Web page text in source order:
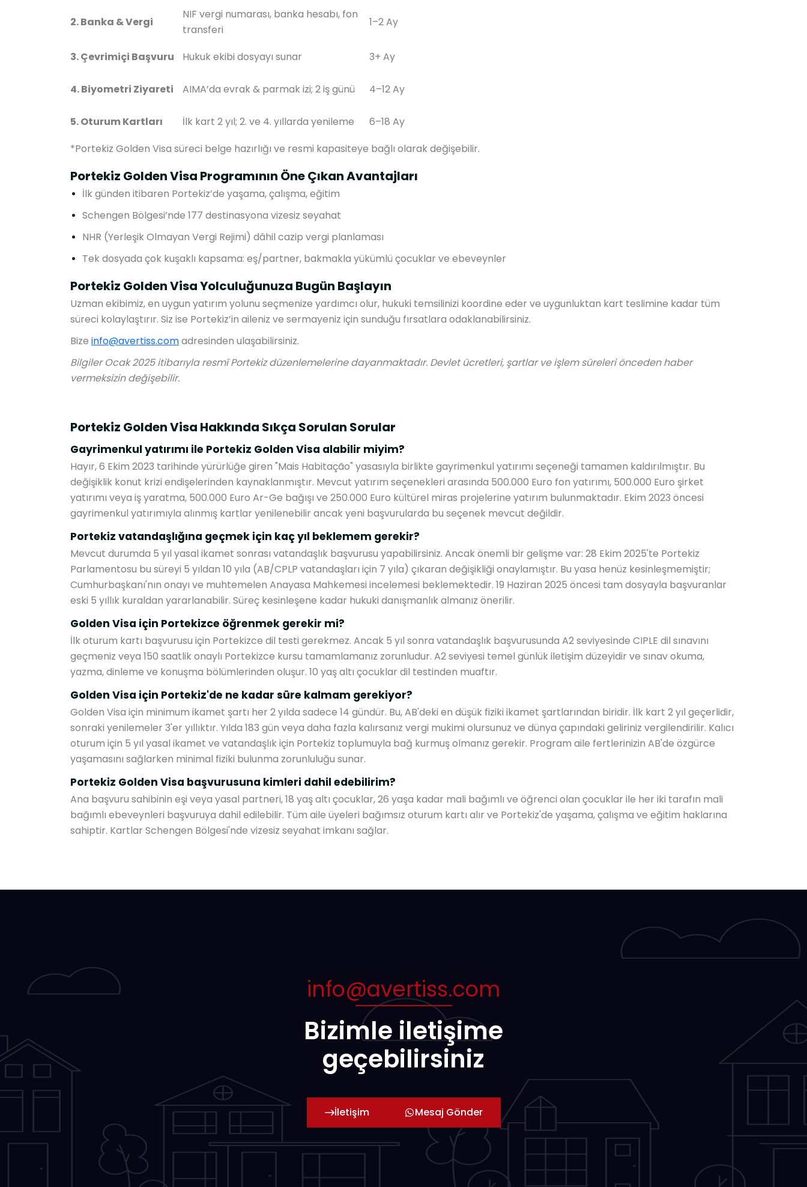
2. Banka & Vergi
NIF vergi numarası, banka hesabı, fon
transferi
1–2 Ay
3. Çevrimiçi Başvuru Hukuk ekibi dosyayı sunar 3+ Ay
4. Biyometri Ziyareti AIMA’da evrak & parmak izi; 2 iş günü 4–12 Ay
5. Oturum Kartları İlk kart 2 yıl; 2. ve 4. yıllarda yenileme
6–18 Ay
*Portekiz Golden Visa süreci belge hazırlığı ve resmi kapasiteye bağlı olarak değişebilir.
Portekiz Golden Visa Programının Öne Çıkan Avantajları
İlk günden itibaren Portekiz’de yaşama, çalışma, eğitim
Schengen Bölgesi’nde 177 destinasyona vizesiz seyahat
NHR (Yerleşik Olmayan Vergi Rejimi) dâhil cazip vergi planlaması
Tek dosyada çok kuşaklı kapsama: eş/partner, bakmakla yükümlü çocuklar ve ebeveynler
Portekiz Golden Visa Yolculuğunuza Bugün Başlayın
Uzman ekibimiz, en uygun yatırım yolunu seçmenize yardımcı olur, hukuki temsilinizi koordine eder ve uygunluktan kart teslimine kadar tüm
süreci kolaylaştırır. Siz ise Portekiz’in aileniz ve sermayeniz için sunduğu fırsatlara odaklanabilirsiniz.
Bize info@avertiss.comadresinden ulaşabilirsiniz.
Bilgiler Ocak 2025 itibarıyla resmî Portekiz düzenlemelerine dayanmaktadır. Devlet ücretleri, şartlar ve işlem süreleri önceden haber
vermeksizin değişebilir.
Portekiz Golden Visa Hakkında Sıkça Sorulan Sorular
Gayrimenkul yatırımı ile Portekiz Golden Visa alabilir miyim?
Hayır, 6 Ekim 2023 tarihinde yürürlüğe giren "Mais Habitação" yasasıyla birlikte gayrimenkul yatırımı seçeneği tamamen kaldırılmıştır. Bu
değişiklik konut krizi endişelerinden kaynaklanmıştır. Mevcut yatırım seçenekleri arasında 500.000 Euro fon yatırımı, 500.000 Euro şirket
yatırımı veya iş yaratma, 500.000 Euro Ar-Ge bağışı ve 250.000 Euro kültürel miras projelerine yatırım bulunmaktadır. Ekim 2023 öncesi
gayrimenkul yatırımıyla alınmış kartlar yenilenebilir ancak yeni başvurularda bu seçenek mevcut değildir.
Portekiz vatandaşlığına geçmek için kaç yıl beklemem gerekir?
Mevcut durumda 5 yıl yasal ikamet sonrası vatandaşlık başvurusu yapabilirsiniz. Ancak önemli bir gelişme var: 28 Ekim 2025'te Portekiz
Parlamentosu bu süreyi 5 yıldan 10 yıla (AB/CPLP vatandaşları için 7 yıla) çıkaran değişikliği onaylamıştır. Bu yasa henüz kesinleşmemiştir;
Cumhurbaşkanı'nın onayı ve muhtemelen Anayasa Mahkemesi incelemesi beklemektedir. 19 Haziran 2025 öncesi tam dosyayla başvuranlar
eski 5 yıllık kuraldan yararlanabilir. Süreç kesinleşene kadar hukuki danışmanlık almanız önerilir.
Golden Visa için Portekizce öğrenmek gerekir mi?
İlk oturum kartı başvurusu için Portekizce dil testi gerekmez. Ancak 5 yıl sonra vatandaşlık başvurusunda A2 seviyesinde CIPLE dil sınavını
geçmeniz veya 150 saatlik onaylı Portekizce kursu tamamlamanız zorunludur. A2 seviyesi temel günlük iletişim düzeyidir ve sınav okuma,
yazma, dinleme ve konuşma bölümlerinden oluşur. 10 yaş altı çocuklar dil testinden muaftır.
Golden Visa için Portekiz'de ne kadar süre kalmam gerekiyor?
Golden Visa için minimum ikamet şartı her 2 yılda sadece 14 gündür. Bu, AB'deki en düşük fiziki ikamet şartlarından biridir. İlk kart 2 yıl geçerlidir,
sonraki yenilemeler 3'er yıllıktır. Yılda 183 gün veya daha fazla kalırsanız vergi mukimi olursunuz ve dünya çapındaki geliriniz vergilendirilir. Kalıcı
oturum için 5 yıl yasal ikamet ve vatandaşlık için Portekiz toplumuyla bağ kurmuş olmanız gerekir. Program aile fertlerinizin AB'de özgürce
yaşamasını sağlarken minimal fiziki bulunma zorunluluğu sunar.
Portekiz Golden Visa başvurusuna kimleri dahil edebilirim?
Ana başvuru sahibinin eşi veya yasal partneri, 18 yaş altı çocuklar, 26 yaşa kadar mali bağımlı ve öğrenci olan çocuklar ile her iki tarafın mali
bağımlı ebeveynleri başvuruya dahil edilebilir. Tüm aile üyeleri bağımsız oturum kartı alır ve Portekiz'de yaşama, çalışma ve eğitim haklarına
sahiptir. Kartlar Schengen Bölgesi'nde vizesiz seyahat imkanı sağlar.
info@avertiss.com
Bizimle iletişime
geçebilirsiniz
İletişim Mesaj Gönder